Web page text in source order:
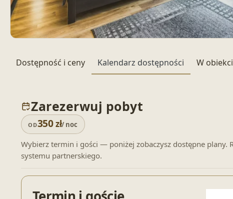
Dostępność i ceny Kalendarz dostępności W
Zarezerwuj pobyt
OD350zł/ noc
Wybierz termin i gości — poniżej zobaczysz dostępne plany.
systemu partnerskiego.